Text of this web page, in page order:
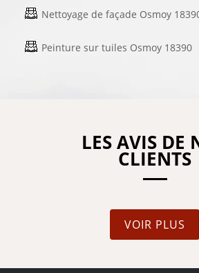
Nettoyage de façade Osmoy
Peinture sur tuiles Osmoy 18390
LES AVIS DE
CLIENTS
VOIR PLUS